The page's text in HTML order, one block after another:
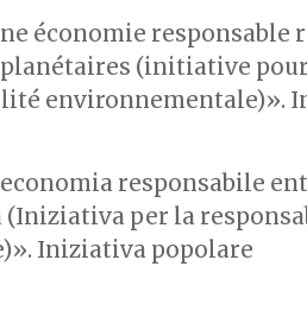
économie responsable
(initiative
environnementale)».
responsabile
(Iniziativa per la
Iniziativa popolare